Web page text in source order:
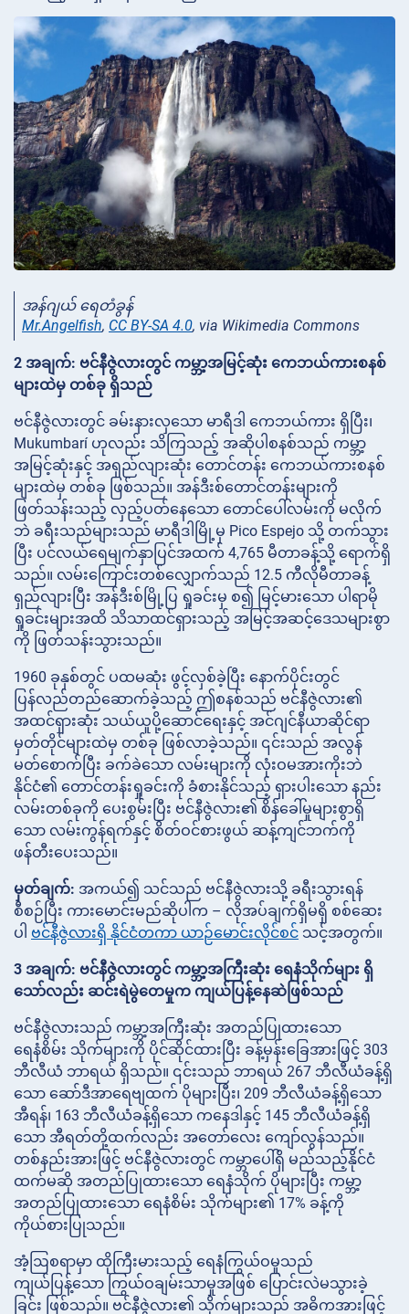
အန်ဂျယ် ရေတံခွန်
Mr.Angelfish, CC BY-SA 4.0, via Wikimedia Commons
2 အချက်: ဗင်နီဇွဲလားတွင် ကမ္ဘာ့အမြင့်ဆုံး ကေဘယ်ကားစနစ်
များထဲမှ တစ်ခု ရှိသည်
ဗင်နီဇွဲလားတွင် ခမ်းနားလှသော မာရီဒါ ကေဘယ်ကား ရှိပြီး၊
Mukumbarí ဟုလည်း သိကြသည့် အဆိုပါစနစ်သည် ကမ္ဘာ့
အမြင့်ဆုံးနှင့် အရှည်လျားဆုံး တောင်တန်း ကေဘယ်ကားစနစ်
များထဲမှ တစ်ခု ဖြစ်သည်။ အန်ဒီးစ်တောင်တန်းများကို
ဖြတ်သန်းသည့် လှည့်ပတ်နေသော တောင်ပေါ်လမ်းကို မလိုက်
ဘဲ ခရီးသည်များသည် မာရီဒါမြို့မှ Pico Espejo သို့ တက်သွား
ပြီး ပင်လယ်ရေမျက်နှာပြင်အထက် 4,765 မီတာခန့်သို့ ရောက်ရှိ
သည်။ လမ်းကြောင်းတစ်လျှောက်သည် 12.5 ကီလိုမီတာခန့်
ရှည်လျားပြီး အန်ဒီးစ်မြို့ပြ ရှုခင်းမှ စ၍ မြင့်မားသော ပါရာမို
ရှုခင်းများအထိ သိသာထင်ရှားသည့် အမြင့်အဆင့်ဒေသများစွာ
ကို ဖြတ်သန်းသွားသည်။
1960 ခုနှစ်တွင် ပထမဆုံး ဖွင့်လှစ်ခဲ့ပြီး နောက်ပိုင်းတွင်
ပြန်လည်တည်ဆောက်ခဲ့သည့် ဤစနစ်သည် ဗင်နီဇွဲလား၏
အထင်ရှားဆုံး သယ်ယူပို့ဆောင်ရေးနှင့် အင်ဂျင်နီယာဆိုင်ရာ
မှတ်တိုင်များထဲမှ တစ်ခု ဖြစ်လာခဲ့သည်။ ၎င်းသည် အလွန်
မတ်စောက်ပြီး ခက်ခဲသော လမ်းများကို လုံးဝမအားကိုးဘဲ
နိုင်ငံ၏ တောင်တန်းရှုခင်းကို ခံစားနိုင်သည့် ရှားပါးသော နည်း
လမ်းတစ်ခုကို ပေးစွမ်းပြီး ဗင်နီဇွဲလား၏ စိန်ခေါ်မှုများစွာရှိ
သော လမ်းကွန်ရက်နှင့် စိတ်ဝင်စားဖွယ် ဆန့်ကျင်ဘက်ကို
ဖန်တီးပေးသည်။
မှတ်ချက်: အကယ်၍ သင်သည် ဗင်နီဇွဲလားသို့ ခရီးသွားရန်
စီစဉ်ပြီး ကားမောင်းမည်ဆိုပါက – လိုအပ်ချက်ရှိမရှိ စစ်ဆေး
ပါ ဗင်နီဇွဲလားရှိ နိုင်ငံတကာ ယာဉ်မောင်းလိုင်စင် သင့်အတွက်။
3 အချက်: ဗင်နီဇွဲလားတွင် ကမ္ဘာ့အကြီးဆုံး ရေနံသိုက်များ ရှိ
သော်လည်း ဆင်းရဲမွဲတေမှုက ကျယ်ပြန့်နေဆဲဖြစ်သည်
ဗင်နီဇွဲလားသည် ကမ္ဘာ့အကြီးဆုံး အတည်ပြုထားသော
ရေနံစိမ်း သိုက်များကို ပိုင်ဆိုင်ထားပြီး ခန့်မှန်းခြေအားဖြင့် 303
ဘီလီယံ ဘာရယ် ရှိသည်။ ၎င်းသည် ဘာရယ် 267 ဘီလီယံခန့်ရှိ
သော ဆော်ဒီအာရေဗျထက် ပိုများပြီး၊ 209 ဘီလီယံခန့်ရှိသော
အီရန်၊ 163 ဘီလီယံခန့်ရှိသော ကနေဒါနှင့် 145 ဘီလီယံခန့်ရှိ
သော အီရတ်တို့ထက်လည်း အတော်လေး ကျော်လွန်သည်။
တစ်နည်းအားဖြင့် ဗင်နီဇွဲလားတွင် ကမ္ဘာပေါ်ရှိ မည်သည့်နိုင်ငံ
ထက်မဆို အတည်ပြုထားသော ရေနံသိုက် ပိုများပြီး ကမ္ဘာ့
အတည်ပြုထားသော ရေနံစိမ်း သိုက်များ၏ 17% ခန့်ကို
ကိုယ်စားပြုသည်။
အံ့ဩစရာမှာ ထိုကြီးမားသည့် ရေနံကြွယ်ဝမှုသည်
ကျယ်ပြန့်သော ကြွယ်ဝချမ်းသာမှုအဖြစ် ပြောင်းလဲမသွားခဲ့
ခြင်း ဖြစ်သည်။ ဗင်နီဇွဲလား၏ သိုက်များသည် အဓိကအားဖြင့်